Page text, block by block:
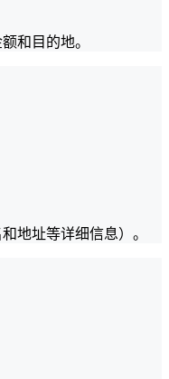
和目的地。
地址等详细信息）。